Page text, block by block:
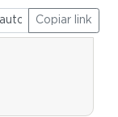
Copiar link